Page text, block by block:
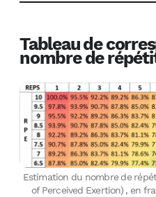
Tableau de
nombre de
Estimation du nombre de
of Perceived Exertion) , en